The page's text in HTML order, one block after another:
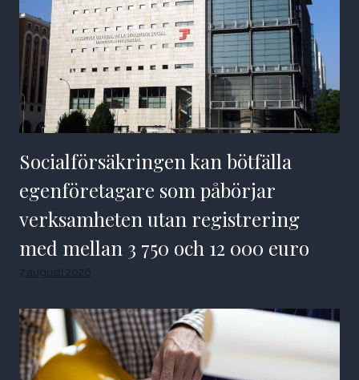
Socialförsäkringen kan bötfälla
egenföretagare som påbörjar
verksamheten utan registrering
med mellan 3 750 och 12 000 euro
7 augusti 2026